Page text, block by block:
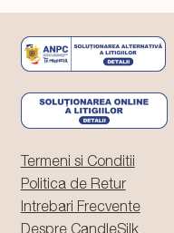
Termeni si Conditii
Politica de Retur
Intrebari Frecvente
Despre CandleSilk